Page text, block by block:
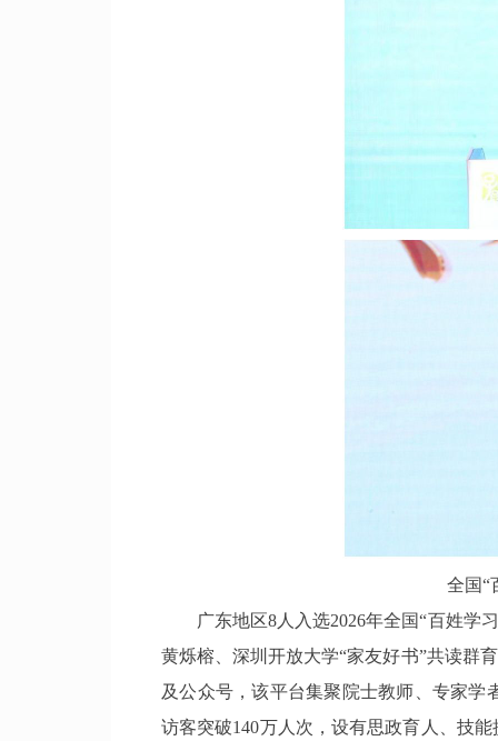
全国“
广东地区8人入选2026年全国“百姓学习
黄烁榕、深圳开放大学“家友好书”共读群
及公众号，该平台集聚院士教师、专家学
访客突破140万人次，设有思政育人、技